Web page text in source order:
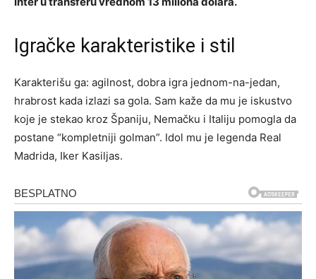
Igračke karakteristike i stil
Karakterišu ga: agilnost, dobra igra jednom-na-jedan,
hrabrost kada izlazi sa gola. Sam kaže da mu je iskustvo
koje je stekao kroz Španiju, Nemačku i Italiju pomogla da
postane “kompletniji golman”. Idol mu je legenda Real
Madrida, Iker Kasiljas.